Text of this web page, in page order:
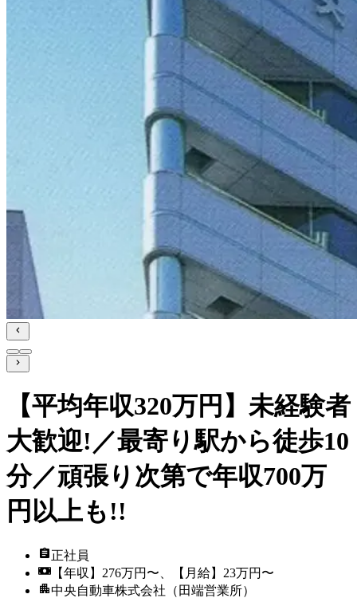
【平均年収320万円】未経験者
大歓迎!／最寄り駅から徒歩10
分／頑張り次第で年収700万
円以上も!!
正社員
【年収】276万円〜、【月給】23万円〜
中央自動車株式会社（田端営業所）